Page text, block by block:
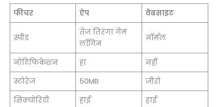
फीचर ऐप वेबसाइट
स्पीड
तेज तिरंगा गेम
लॉगिन
नॉर्मल
नोटिफिकेशन हां
नहीं
स्टोरेज
50MB
जीरो
सिक्योरिटी
हाई हाई